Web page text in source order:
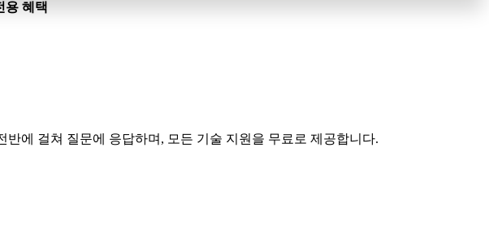
용 혜택
에 걸쳐 질문에 응답하며, 모든 기술 지원을 무료로 제공합니다.